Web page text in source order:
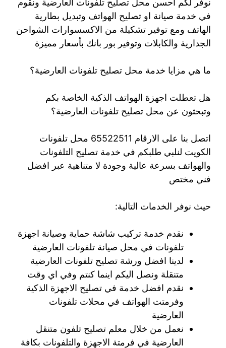
في خدمة صيانة او تصليح الهواتف وتبديل بطارية
الهاتف ومع توفير تشكيلة من الاكسسوارات الشواحن
الجدارية والكابلات وتوفير بور بانك بأسعار مميزة
ما هي مزايا خدمة محل تصليح تلفونات العارضية؟
هل تعطلت اجهزة الهواتف الذكية الخاصة بكم
وتبحثون عن محل تصليح تلفونات العارضية؟
اتصل بنا على الارقام 65522511 محل تلفونات
الكويت لنلبي طلبكم في خدمة تصليح التلفونات
والهواتف بسرعة عالية وجودة لا متناهية عبر افضل
فني مختص
حيث نوفر الخدمات التالية:
نقدم خدمة تركيب شاشة حماية وصيانة اجهزة
تلفونات في محل صيانة تلفونات العارضية
لدينا افضل ورشة تصليح تلفونات العارضية
متنقلة ونصل اليكم اينما كنتم وفي اي وقت
نقدم افضل خدمة في تصليح الاجهزة الذكية
وفرمتت الهواتف في محلات تلفونات
العارضية
نعمل من خلال معلم تصليح تلفون متنقل
العارضية في فرمتة الاجهزة والتلفونات بكافة